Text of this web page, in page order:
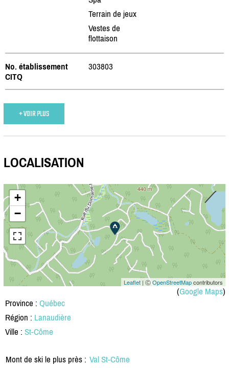
Terrain de jeux
Vestes de
flottaison
No. établissement
CITQ
303803
+ VOIR PLUS
LOCALISATION
+
−
Leaflet | ⒸOpenStreetMapcontributors
(Google Maps)
Province : Québec
Région : Lanaudière
Ville : St-Côme
Mont de ski le plus près : Val St-Côme